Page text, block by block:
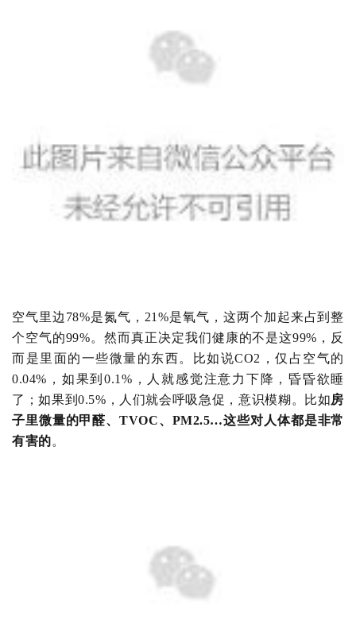
空气里边 78%是氮气，21%是氧气，这两个加起来占到整
个空气的99%。然而真正决定我们健康的不是这99%，反
而是里面的一些微量的东西。比如说CO2，仅占空气的
0.04%，如果到0.1%，人就感觉注意力下降，昏昏欲睡
了；如果到0.5%，人们就会呼吸急促，意识模糊。比如房
子里微量的甲醛、TVOC、PM2.5…这些对人体都是非常
有害的。